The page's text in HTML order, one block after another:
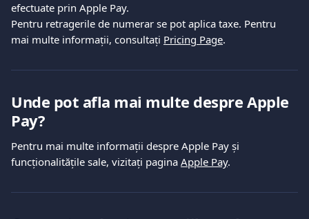
efectuate prin Apple Pay.
Pentru retragerile de numerar se pot aplica taxe. Pentru
mai multe informații, consultați Pricing Page.
Unde pot afla mai multe despre Apple
Pay?
Pentru mai multe informații despre Apple Pay și
funcționalitățile sale, vizitați pagina Apple Pay.